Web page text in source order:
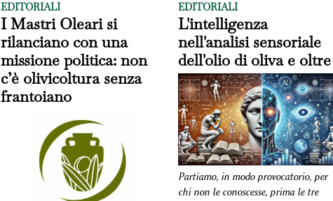
EDITORIALI
I Mastri Oleari si
rilanciano con una
missione politica: non
c’è olivicoltura senza
frantoiano
EDITORIALI
L'intelligenza
nell'analisi sensoriale
dell'olio di oliva e oltre
Partiamo, in modo provocatorio, per
chi non le conoscesse, prima le tre